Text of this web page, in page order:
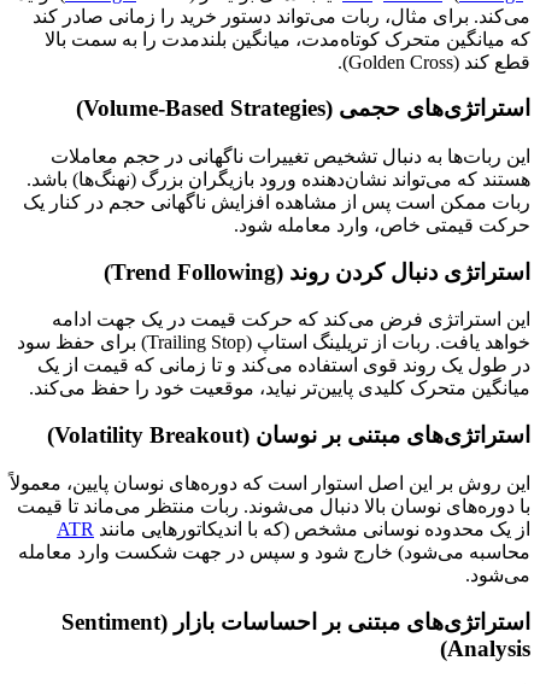
می‌کند. برای مثال، ربات می‌تواند دستور خرید را زمانی صادر کند
که میانگین متحرک کوتاه‌مدت، میانگین بلندمدت را به سمت بالا
قطع کند (Golden Cross).
استراتژی‌های حجمی (Volume-Based Strategies)
این ربات‌ها به دنبال تشخیص تغییرات ناگهانی در حجم معاملات
هستند که می‌تواند نشان‌دهنده ورود بازیگران بزرگ (نهنگ‌ها) باشد.
ربات ممکن است پس از مشاهده افزایش ناگهانی حجم در کنار یک
حرکت قیمتی خاص، وارد معامله شود.
استراتژی دنبال کردن روند (Trend Following)
این استراتژی فرض می‌کند که حرکت قیمت در یک جهت ادامه
خواهد یافت. ربات از تریلینگ استاپ (Trailing Stop) برای حفظ سود
در طول یک روند قوی استفاده می‌کند و تا زمانی که قیمت از یک
میانگین متحرک کلیدی پایین‌تر نیاید، موقعیت خود را حفظ می‌کند.
استراتژی‌های مبتنی بر نوسان (Volatility Breakout)
این روش بر این اصل استوار است که دوره‌های نوسان پایین، معمولاً
با دوره‌های نوسان بالا دنبال می‌شوند. ربات منتظر می‌ماند تا قیمت
از یک محدوده نوسانی مشخص (که با اندیکاتورهایی مانند ATR
محاسبه می‌شود) خارج شود و سپس در جهت شکست وارد معامله
می‌شود.
استراتژی‌های مبتنی بر احساسات بازار (Sentiment
Analysis)